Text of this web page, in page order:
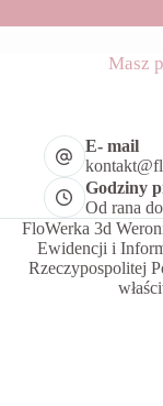
Masz
E- mail
Godziny
Od rana
FloWerka 3d
Ewidencji i
Rzeczypospolitej